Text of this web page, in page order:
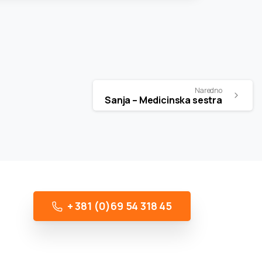
Naredno
Sanja – Medicinska sestra
+ 381 (0)69 54 318 45